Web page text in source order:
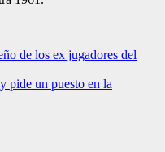
de los ex jugadores del
pide un puesto en la